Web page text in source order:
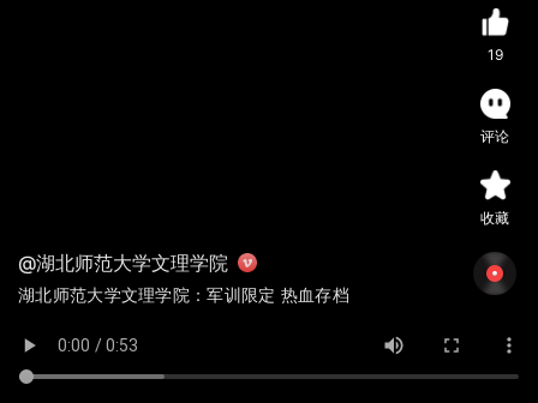
19
评论
收藏
@湖北师范大学文理学院
湖北师范大学文理学院：军训限定 热血存档